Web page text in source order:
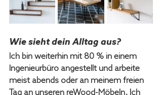
Wie sieht dein Alltag aus?
Ich bin weiterhin mit 80 % in einem
Ingenieurbüro angestellt und arbeite
meist abends oder an meinem freien
Tag an unseren reWood-Möbeln. Ich